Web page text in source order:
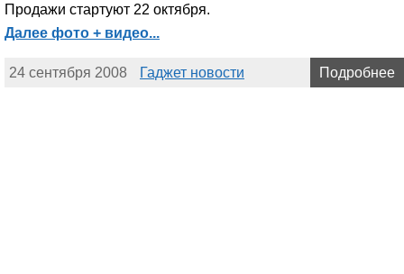
Продажи стартуют 22 октября.
Далее фото + видео...
24 сентября 2008 Гаджет новости Подробнее